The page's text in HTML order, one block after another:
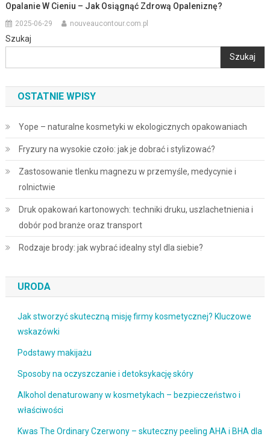
Opalanie W Cieniu – Jak Osiągnąć Zdrową Opaleniznę?
2025-06-29 nouveaucontour.com.pl
Szukaj
Szukaj
OSTATNIE WPISY
Yope – naturalne kosmetyki w ekologicznych opakowaniach
Fryzury na wysokie czoło: jak je dobrać i stylizować?
Zastosowanie tlenku magnezu w przemyśle, medycynie i
rolnictwie
Druk opakowań kartonowych: techniki druku, uszlachetnienia i
dobór pod branże oraz transport
Rodzaje brody: jak wybrać idealny styl dla siebie?
URODA
Jak stworzyć skuteczną misję firmy kosmetycznej? Kluczowe
wskazówki
Podstawy makijażu
Sposoby na oczyszczanie i detoksykację skóry
Alkohol denaturowany w kosmetykach – bezpieczeństwo i
właściwości
Kwas The Ordinary Czerwony – skuteczny peeling AHA i BHA dla